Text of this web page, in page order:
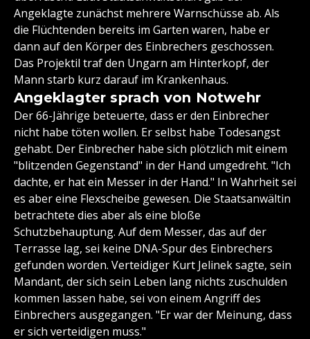
Angeklagte zunächst mehrere Warnschüsse ab. Als
die Flüchtenden bereits im Garten waren, habe er
dann auf den Körper des Einbrechers geschossen.
Das Projektil traf den Ungarn am Hinterkopf, der
Mann starb kurz darauf im Krankenhaus.
Angeklagter sprach von Notwehr
Der 66-Jährige beteuerte, dass er den Einbrecher
nicht habe töten wollen. Er selbst habe Todesangst
gehabt. Der Einbrecher habe sich plötzlich mit einem
"blitzenden Gegenstand" in der Hand umgedreht. "Ich
dachte, er hat ein Messer in der Hand." In Wahrheit sei
es aber eine Flexscheibe gewesen. Die Staatsanwältin
betrachtete dies aber als eine bloße
Schutzbehauptung. Auf dem Messer, das auf der
Terrasse lag, sei keine DNA-Spur des Einbrechers
gefunden worden. Verteidiger Kurt Jelinek sagte, sein
Mandant, der sich sein Leben lang nichts zuschulden
kommen lassen habe, sei von einem Angriff des
Einbrechers ausgegangen. "Er war der Meinung, dass
er sich verteidigen muss."